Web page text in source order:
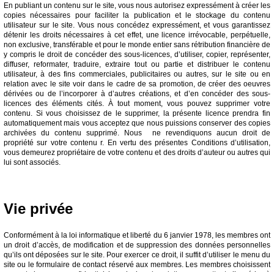
En publiant un contenu sur le site, vous nous autorisez expressément à créer les
copies nécessaires pour faciliter la publication et le stockage du contenu
utilisateur sur le site. Vous nous concédez expressément, et vous garantissez
détenir les droits nécessaires à cet effet, une licence irrévocable, perpétuelle,
non exclusive, transférable et pour le monde entier sans rétribution financière de
y compris le droit de concéder des sous-licences, d’utiliser, copier, représenter,
diffuser, reformater, traduire, extraire tout ou partie et distribuer le contenu
utilisateur, à des fins commerciales, publicitaires ou autres, sur le site ou en
relation avec le site voir dans le cadre de sa promotion, de créer des oeuvres
dérivées ou de l’incorporer à d’autres créations, et d’en concéder des sous-
licences des éléments cités. À tout moment, vous pouvez supprimer votre
contenu. Si vous choisissez de le supprimer, la présente licence prendra fin
automatiquement mais vous acceptez que nous puissions conserver des copies
archivées du contenu supprimé. Nous ne revendiquons aucun droit de
propriété sur votre contenu r. En vertu des présentes Conditions d’utilisation,
vous demeurez propriétaire de votre contenu et des droits d’auteur ou autres qui
lui sont associés.
Vie privée
Conformément à la loi informatique et liberté du 6 janvier 1978, les membres ont
un droit d’accès, de modification et de suppression des données personnelles
qu’ils ont déposées sur le site. Pour exercer ce droit, il suffit d’utiliser le menu du
site ou le formulaire de contact réservé aux membres. Les membres choisissent